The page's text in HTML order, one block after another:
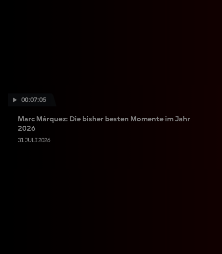
00:07:05
Marc Márquez: Die bisher besten Momente im Jahr
2026
31 JULI 2026